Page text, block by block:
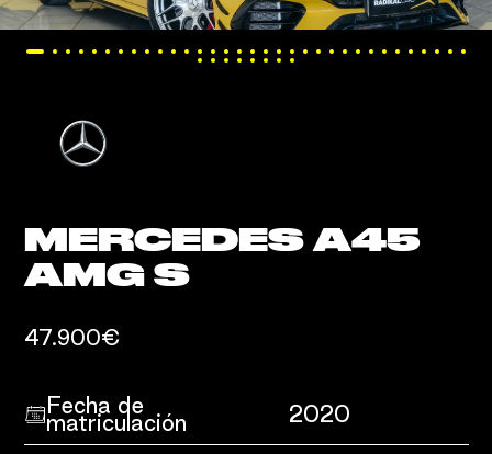
MERCEDES A45
AMG S
47.900€
Fecha de
matriculación 2020